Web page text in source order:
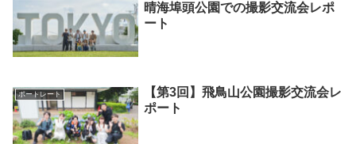
晴海埠頭公園での撮影交流会レポ
ート
ポートレート
【第3回】飛鳥山公園撮影交流会レ
ポート